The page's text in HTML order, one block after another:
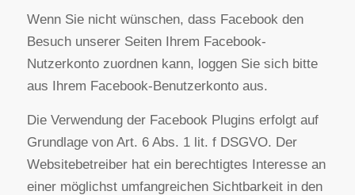
Seiten Ihrem Benutzerkonto zuordnen. Wir weisen
darauf hin, dass wir als Anbieter der Seiten keine
Kenntnis vom Inhalt der übermittelten Daten sowie
deren Nutzung durch Facebook erhalten. Weitere
Datenschutzerklärung von Facebook unter:
https://de-de.facebook.com/privacy/explanation
Wenn Sie nicht wünschen, dass Facebook den